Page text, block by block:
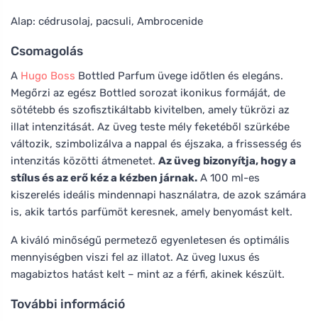
Alap: cédrusolaj, pacsuli, Ambrocenide
Csomagolás
A Hugo Boss Bottled Parfum üvege időtlen és elegáns.
Megőrzi az egész Bottled sorozat ikonikus formáját, de
sötétebb és szofisztikáltabb kivitelben, amely tükrözi az
illat intenzitását. Az üveg teste mély feketéből szürkébe
változik, szimbolizálva a nappal és éjszaka, a frissesség és
intenzitás közötti átmenetet. Az üveg bizonyítja, hogy a
stílus és az erő kéz a kézben járnak. A 100 ml-es
kiszerelés ideális mindennapi használatra, de azok számára
is, akik tartós parfümöt keresnek, amely benyomást kelt.
A kiváló minőségű permetező egyenletesen és optimális
mennyiségben viszi fel az illatot. Az üveg luxus és
magabiztos hatást kelt – mint az a férfi, akinek készült.
További információ